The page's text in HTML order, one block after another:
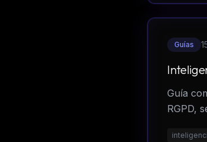
Guías
Guía
RGPD,